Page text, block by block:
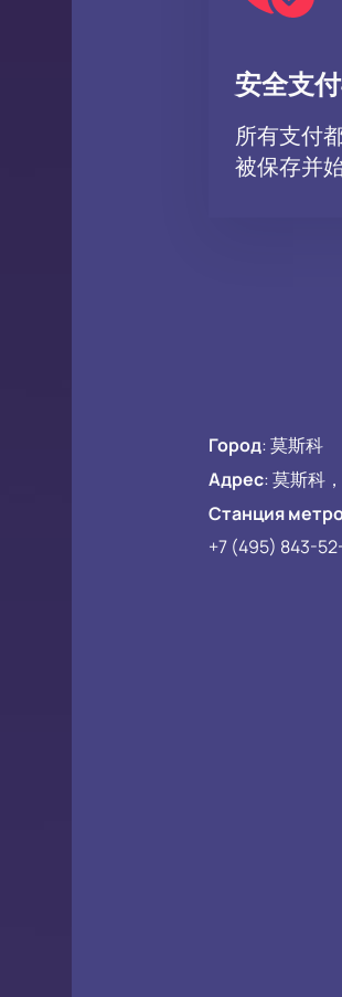
安全支
所有支付
被保存并
Город:莫斯科
Адрес:莫斯科
Станция
+7 (495) 843-